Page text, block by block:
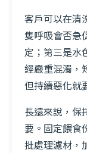
客戶可以在清
隻呼吸會否急
定；第三是水
經嚴重混濁，
但持續惡化就
長遠來說，保
要。固定餵食
批處理濾材，